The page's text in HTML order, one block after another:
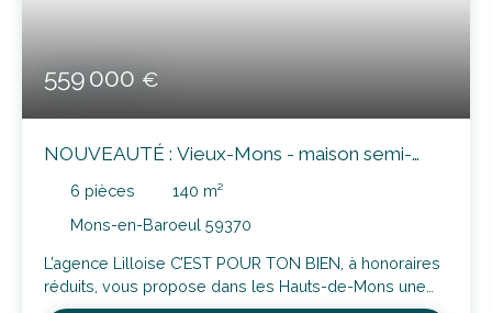
559 000€
NOUVEAUTÉ : Vieux-Mons - maison semi-
mitoyenne 140m² avec jardin, garage et
6 pièces 140 m²
Mons-en-Baroeul 59370
L’agence Lilloise C’EST POUR TON BIEN, à honoraires
réduits, vous propose dans les Hauts-de-Mons une
maison semi-mitoyenne de 140 m² habitables, en